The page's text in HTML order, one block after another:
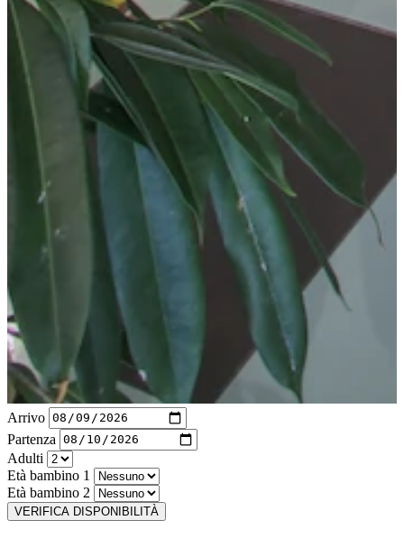
Arrivo
Partenza
Adulti
Età bambino 1
Età bambino 2
VERIFICA DISPONIBILITÀ